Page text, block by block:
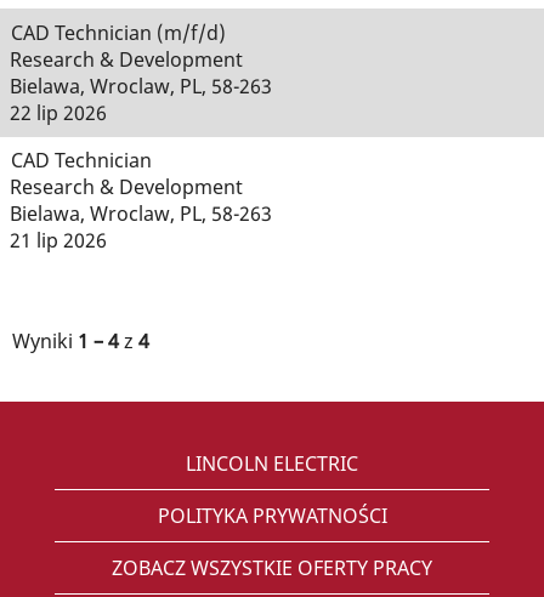
CAD Technician (m/f/d)
Research & Development
Bielawa, Wroclaw, PL, 58-263
22 lip 2026
CAD Technician
Research & Development
Bielawa, Wroclaw, PL, 58-263
21 lip 2026
Wyniki 1 – 4z 4
LINCOLN ELECTRIC
POLITYKA PRYWATNOŚCI
ZOBACZ WSZYSTKIE OFERTY PRACY